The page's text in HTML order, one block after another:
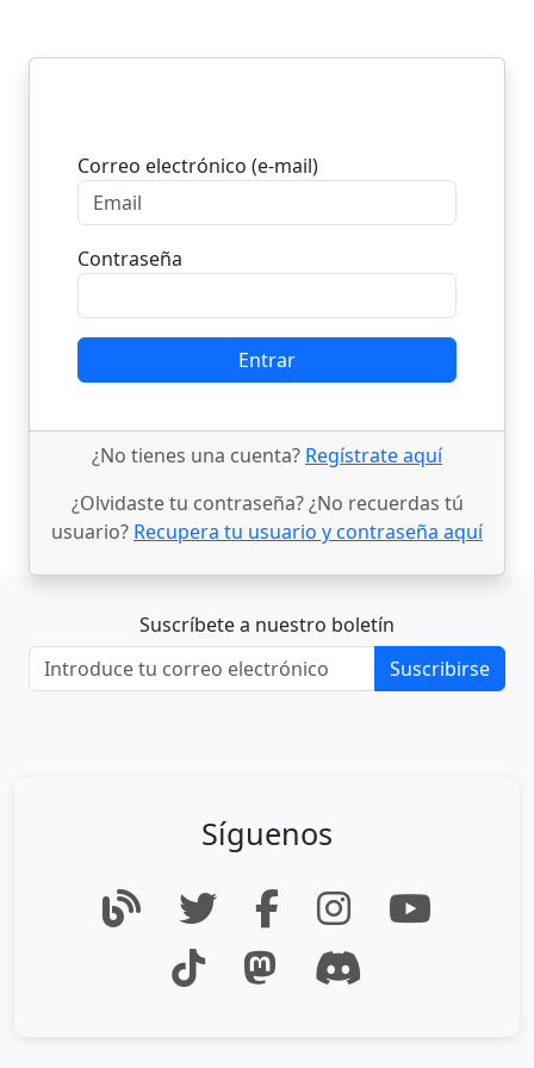
Correo electrónico (e-mail)
Contraseña
Entrar
¿No tienes una cuenta? Regístrate aquí
¿Olvidaste tu contraseña? ¿No recuerdas tú
usuario? Recupera tu usuario y contraseña aquí
Suscríbete a nuestro boletín
Suscribirse
Síguenos